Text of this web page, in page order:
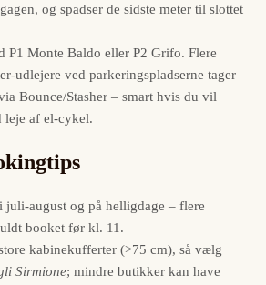
og spadser de sidste meter til slottet
P1 Monte Baldo eller P2 Grifo. Flere
udlejere ved parkeringspladserne tager
Bounce/Stasher – smart hvis du vil
leje af el-cykel.
juli-august og på helligdage – flere
booket før kl. 11.
kabinekufferter (>75 cm), så vælg
Sirmione; mindre butikker kan have